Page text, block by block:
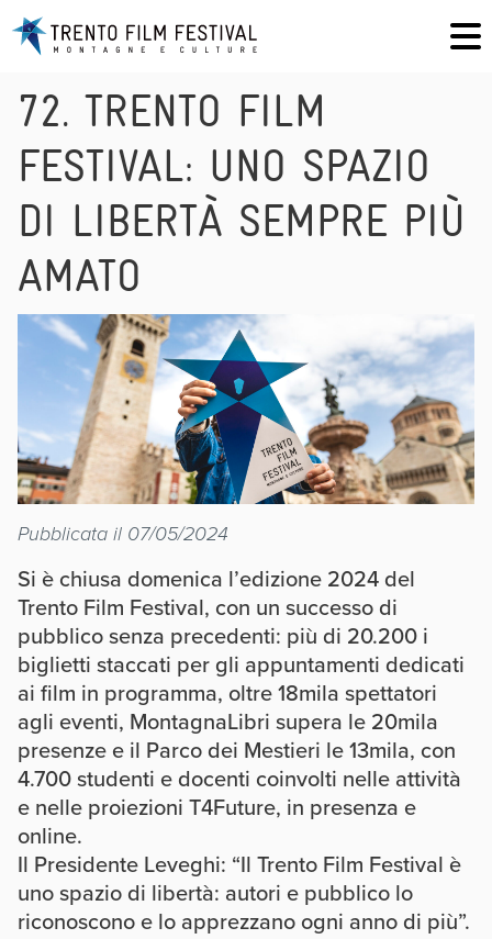
72. TRENTO FILM
FESTIVAL: UNO SPAZIO
DI LIBERTÀ SEMPRE PIÙ
AMATO
Pubblicata il 07/05/2024
Si è chiusa domenica l’edizione 2024 del
Trento Film Festival, con un successo di
pubblico senza precedenti: più di 20.200 i
biglietti staccati per gli appuntamenti dedicati
ai film in programma, oltre 18mila spettatori
agli eventi, MontagnaLibri supera le 20mila
presenze e il Parco dei Mestieri le 13mila, con
4.700 studenti e docenti coinvolti nelle attività
e nelle proiezioni T4Future, in presenza e
online.
Il Presidente Leveghi: “Il Trento Film Festival è
uno spazio di libertà: autori e pubblico lo
riconoscono e lo apprezzano ogni anno di più”.